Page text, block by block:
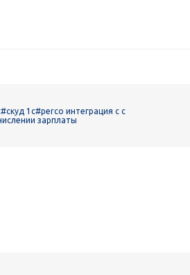
#скуд 1с#perco интеграция с с
зарплаты